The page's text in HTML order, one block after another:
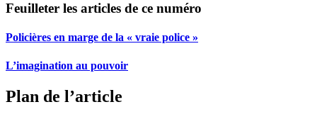
Feuilleter les articles de ce numéro
Policières en marge de la « vraie police »
L’imagination au pouvoir
Plan de l’article